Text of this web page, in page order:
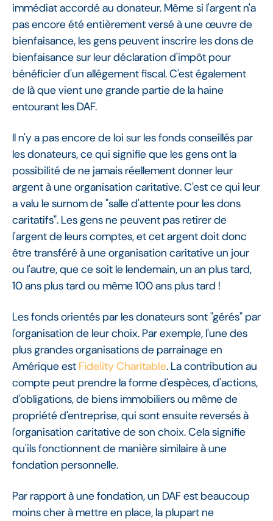
immédiat accordé au donateur. Même si l'argent n'a
pas encore été entièrement versé à une œuvre de
bienfaisance, les gens peuvent inscrire les dons de
bienfaisance sur leur déclaration d'impôt pour
bénéficier d'un allégement fiscal. C'est également
de là que vient une grande partie de la haine
entourant les DAF.
Il n'y a pas encore de loi sur les fonds conseillés par
les donateurs, ce qui signifie que les gens ont la
possibilité de ne jamais réellement donner leur
argent à une organisation caritative. C'est ce qui leur
a valu le surnom de "salle d'attente pour les dons
caritatifs". Les gens ne peuvent pas retirer de
l'argent de leurs comptes, et cet argent doit donc
être transféré à une organisation caritative un jour
ou l'autre, que ce soit le lendemain, un an plus tard,
10 ans plus tard ou même 100 ans plus tard !
Les fonds orientés par les donateurs sont "gérés" par
l'organisation de leur choix. Par exemple, l'une des
plus grandes organisations de parrainage en
Amérique est Fidelity Charitable. La contribution au
compte peut prendre la forme d'espèces, d'actions,
d'obligations, de biens immobiliers ou même de
propriété d'entreprise, qui sont ensuite reversés à
l'organisation caritative de son choix. Cela signifie
qu'ils fonctionnent de manière similaire à une
fondation personnelle.
Par rapport à une fondation, un DAF est beaucoup
moins cher à mettre en place, la plupart ne